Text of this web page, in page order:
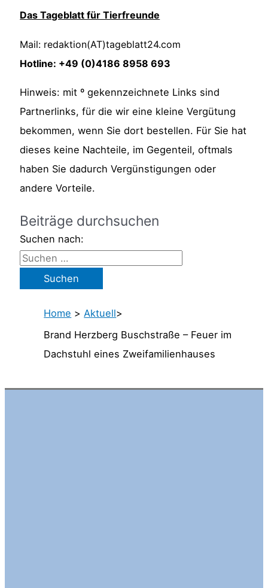
Das Tageblatt für Tierfreunde
Mail: redaktion(AT)tageblatt24.com
Hotline: +49 (0)4186 8958 693
Hinweis: mit º gekennzeichnete Links sind
Partnerlinks, für die wir eine kleine Vergütung
bekommen, wenn Sie dort bestellen. Für Sie hat
dieses keine Nachteile, im Gegenteil, oftmals
haben Sie dadurch Vergünstigungen oder
andere Vorteile.
Beiträge durchsuchen
Suchen nach:
Home > Aktuell>
Brand Herzberg Buschstraße – Feuer im
Dachstuhl eines Zweifamilienhauses